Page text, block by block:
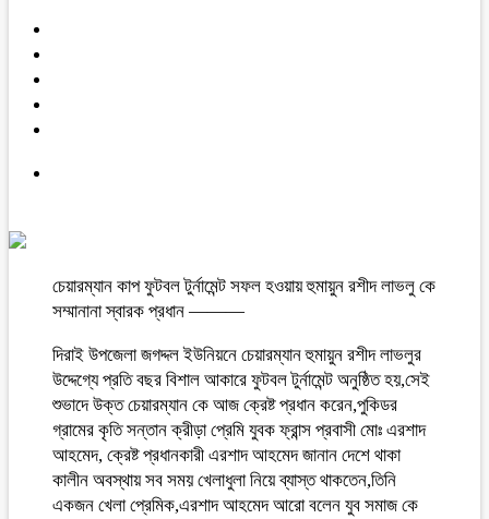
চেয়ারম্যান কাপ ফুটবল টুর্নামেন্ট সফল হওয়ায় হুমায়ুন রশীদ লাভলু কে
সম্মানানা স্বারক প্রধান ———
দিরাই উপজেলা জগদ্দল ইউনিয়নে চেয়ারম্যান হুমায়ুন রশীদ লাভলুর
উদ্দেগ্যে প্রতি বছর বিশাল আকারে ফুটবল টুর্নামেন্ট অনুষ্ঠিত হয়,সেই
শুভাদে উক্ত চেয়ারম্যান কে আজ ক্রেষ্ট প্রধান করেন,পুকিডর
গ্রামের কৃতি সন্তান ক্রীড়া প্রেমি যুবক ফ্রান্স প্রবাসী মোঃ এরশাদ
আহমেদ, ক্রেষ্ট প্রধানকারী এরশাদ আহমেদ জানান দেশে থাকা
কালীন অবস্থায় সব সময় খেলাধুলা নিয়ে ব্যাস্ত থাকতেন,তিনি
একজন খেলা প্রেমিক,এরশাদ আহমেদ আরো বলেন যুব সমাজ কে